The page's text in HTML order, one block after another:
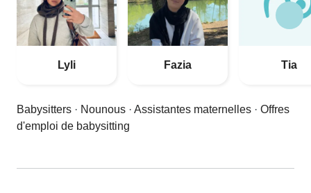
Lyli Fazia Tia
Babysitters · Nounous · Assistantes maternelles · Offres
d'emploi de babysitting